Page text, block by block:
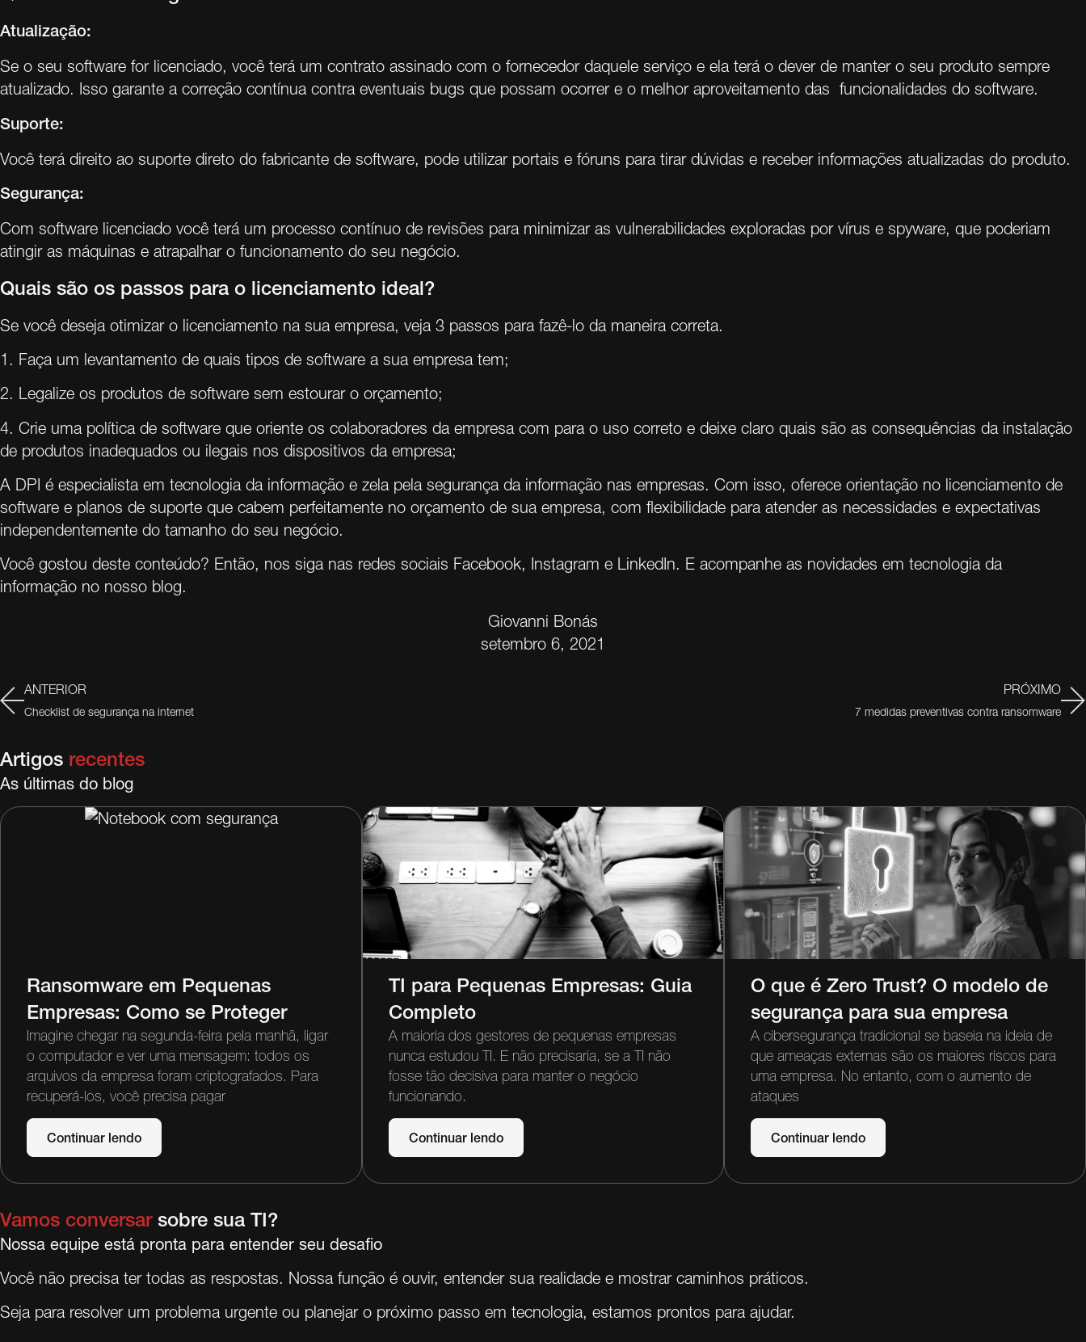
Atualização:
Se o seu software for licenciado, você terá um contrato assinado com o fornecedor daquele serviço e ela terá o dever de manter o seu produto sempre
atualizado. Isso garante a correção contínua contra eventuais bugs que possam ocorrer e o melhor aproveitamento das funcionalidades do software.
Suporte:
Você terá direito ao suporte direto do fabricante de software, pode utilizar portais e fóruns para tirar dúvidas e receber informações atualizadas do produto.
Segurança:
Com software licenciado você terá um processo contínuo de revisões para minimizar as vulnerabilidades exploradas por vírus e spyware, que poderiam
atingir as máquinas e atrapalhar o funcionamento do seu negócio.
Quais são os passos para o licenciamento ideal?
Se você deseja otimizar o licenciamento na sua empresa, veja 3 passos para fazê-lo da maneira correta.
1. Faça um levantamento de quais tipos de software a sua empresa tem;
2. Legalize os produtos de software sem estourar o orçamento;
4. Crie uma política de software que oriente os colaboradores da empresa com para o uso correto e deixe claro quais são as consequências da instalação
de produtos inadequados ou ilegais nos dispositivos da empresa;
A DPI é especialista em tecnologia da informação e zela pela segurança da informação nas empresas. Com isso, oferece orientação no licenciamento de
software e planos de suporte que cabem perfeitamente no orçamento de sua empresa, com flexibilidade para atender as necessidades e expectativas
independentemente do tamanho do seu negócio.
Você gostou deste conteúdo? Então, nos siga nas redes sociais Facebook, Instagram e LinkedIn. E acompanhe as novidades em tecnologia da
informação no nosso blog.
Giovanni Bonás
setembro 6, 2021
ANTERIOR
Checklist de segurança na internet
PRÓXIMO
7 medidas preventivas contra ransomware
Artigos recentes
As últimas do blog
Ransomware em Pequenas
Empresas: Como se Proteger
Imagine chegar na segunda-feira pela manhã, ligar
o computador e ver uma mensagem: todos os
arquivos da empresa foram criptografados. Para
recuperá-los, você precisa pagar
Continuar lendo
TI para Pequenas Empresas: Guia
Completo
A maioria dos gestores de pequenas empresas
nunca estudou TI. E não precisaria, se a TI não
fosse tão decisiva para manter o negócio
funcionando.
Continuar lendo
O que é Zero Trust? O modelo de
segurança para sua empresa
A cibersegurança tradicional se baseia na ideia de
que ameaças externas são os maiores riscos para
uma empresa. No entanto, com o aumento de
ataques
Continuar lendo
Vamos conversarsobre sua TI?
Nossa equipe está pronta para entender seu desafio
Você não precisa ter todas as respostas. Nossa função é ouvir, entender sua realidade e mostrar caminhos práticos.
Seja para resolver um problema urgente ou planejar o próximo passo em tecnologia, estamos prontos para ajudar.